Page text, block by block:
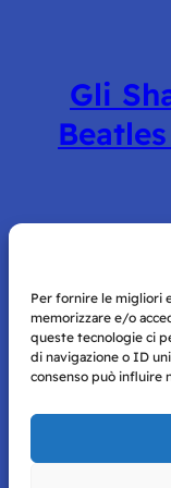
Per fornire le migliori
memorizzare e/o
queste tecnologie ci
di navigazione o ID
consenso può influire
Gli
Napoli con
Tutte le immagini e i